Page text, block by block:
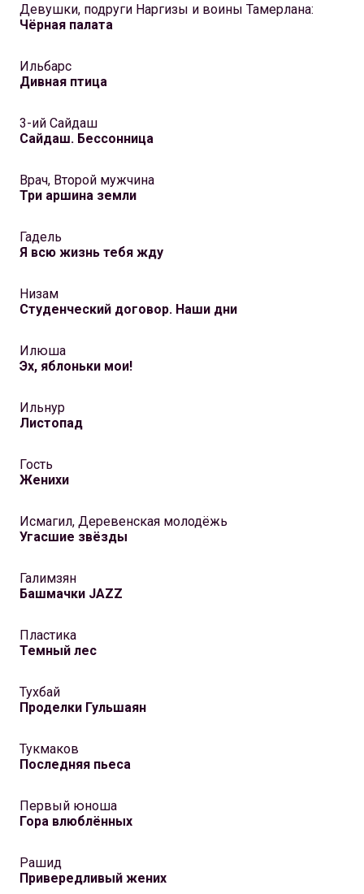
Девушки, подруги Наргизы и воины Тамерлана:
Чёрная палата
Ильбарс
Дивная птица
3-ий Сайдаш
Сайдаш. Бессонница
Врач, Второй мужчина
Три аршина земли
Гадель
Я всю жизнь тебя жду
Низам
Студенческий договор. Наши дни
Илюша
Эх, яблоньки мои!
Ильнур
Листопад
Гость
Женихи
Исмагил, Деревенская молодёжь
Угасшие звёзды
Галимзян
Башмачки JAZZ
Пластика
Темный лес
Тухбай
Проделки Гульшаян
Тукмаков
Последняя пьеса
Первый юноша
Гора влюблённых
Рашид
Привередливый жених